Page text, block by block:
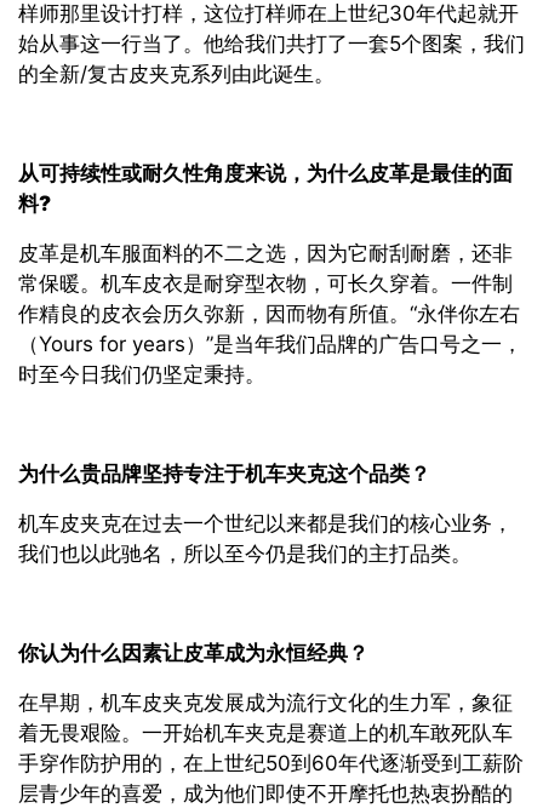
样师那里设计打样，这位打样师在上世纪30年代起就开
始从事这一行当了。他给我们共打了一套5个图案，我们
的全新/复古皮夹克系列由此诞生。
从可持续性或耐久性角度来说，为什么皮革是最佳的面
料?
皮革是机车服面料的不二之选，因为它耐刮耐磨，还非
常保暖。机车皮衣是耐穿型衣物，可长久穿着。一件制
作精良的皮衣会历久弥新，因而物有所值。“永伴你左右
（Yours for years）”是当年我们品牌的广告口号之一，
时至今日我们仍坚定秉持。
为什么贵品牌坚持专注于机车夹克这个品类？
机车皮夹克在过去一个世纪以来都是我们的核心业务，
我们也以此驰名，所以至今仍是我们的主打品类。
你认为什么因素让皮革成为永恒经典？
在早期，机车皮夹克发展成为流行文化的生力军，象征
着无畏艰险。一开始机车夹克是赛道上的机车敢死队车
手穿作防护用的，在上世纪50到60年代逐渐受到工薪阶
层青少年的喜爱，成为他们即使不开摩托也热衷扮酷的